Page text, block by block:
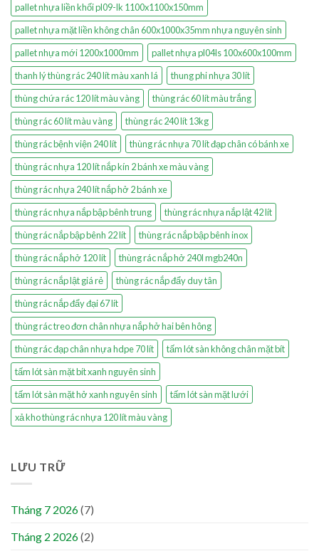
pallet nhựa liền khối pl09-lk 1100x1100x150mm
pallet nhựa mặt liền không chân 600x1000x35mm nhựa nguyên sinh
pallet nhựa mới 1200x1000mm
pallet nhựa pl04ls 100x600x100mm
thanh lý thùng rác 240 lít màu xanh lá
thung phi nhựa 30 lít
thùng chứa rác 120 lít màu vàng
thùng rác 60 lít màu trắng
thùng rác 60 lít màu vàng
thùng rác 240 lít 13kg
thùng rác bệnh viện 240 lít
thùng rác nhựa 70 lít đạp chân có bánh xe
thùng rác nhựa 120 lít nắp kín 2 bánh xe màu vàng
thùng rác nhựa 240 lít nắp hở 2 bánh xe
thùng rác nhựa nắp bập bênh trung
thùng rác nhựa nắp lật 42 lít
thùng rác nắp bập bênh 22 lít
thùng rác nắp bập bênh inox
thùng rác nắp hở 120 lít
thùng rác nắp hở 240l mgb240n
thùng rác nắp lật giá rẻ
thùng rác nắp đẩy duy tân
thùng rác nắp đẩy đại 67 lít
thùng rác treo đơn chân nhựa nắp hở hai bên hông
thùng rác đạp chân nhựa hdpe 70 lít
tấm lót sàn không chân mặt bít
tấm lót sàn mặt bít xanh nguyên sinh
tấm lót sàn mặt hở xanh nguyên sinh
tấm lót sàn mặt lưới
xả kho thùng rác nhựa 120 lít màu vàng
LƯU TRỮ
Tháng 7 2026(7)
Tháng 2 2026(2)